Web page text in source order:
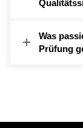
Was
Prüfung